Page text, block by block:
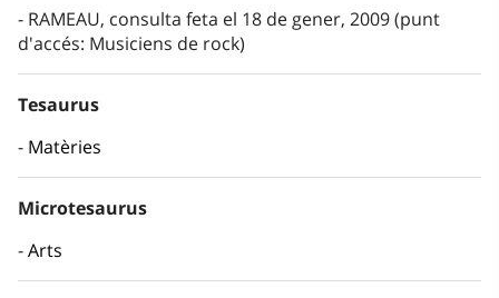
RAMEAU, consulta feta el 18 de gener, 2009 (punt
d'accés: Musiciens de rock)
Tesaurus
Matèries
Microtesaurus
Arts